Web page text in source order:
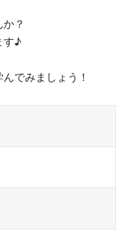
？
す♪
でみましょう！